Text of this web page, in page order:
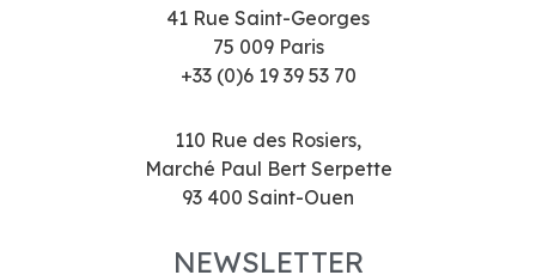
41 Rue Saint-Georges
75 009 Paris
+33 (0)6 19 39 53 70
110 Rue des Rosiers,
Marché Paul Bert Serpette
93 400 Saint-Ouen
NEWSLETTER